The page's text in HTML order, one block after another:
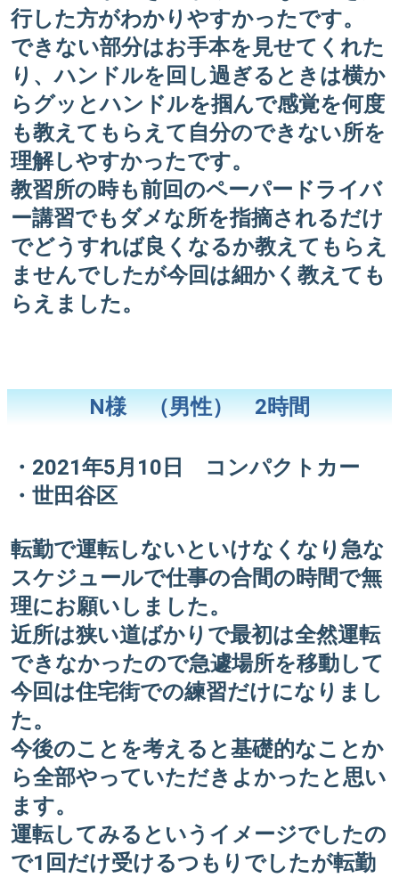
行した方がわかりやすかったです。
できない部分はお手本を見せてくれた
り、ハンドルを回し過ぎるときは横か
らグッとハンドルを掴んで感覚を何度
も教えてもらえて自分のできない所を
理解しやすかったです。
教習所の時も前回のペーパードライバ
ー講習でもダメな所を指摘されるだけ
でどうすれば良くなるか教えてもらえ
ませんでしたが今回は細かく教えても
らえました。
N様 （男性） 2時間
・2021年5月10日 コンパクトカー
・世田谷区
転勤で運転しないといけなくなり急な
スケジュールで仕事の合間の時間で無
理にお願いしました。
近所は狭い道ばかりで最初は全然運転
できなかったので急遽場所を移動して
今回は住宅街での練習だけになりまし
た。
今後のことを考えると基礎的なことか
ら全部やっていただきよかったと思い
ます。
運転してみるというイメージでしたの
で1回だけ受けるつもりでしたが転勤